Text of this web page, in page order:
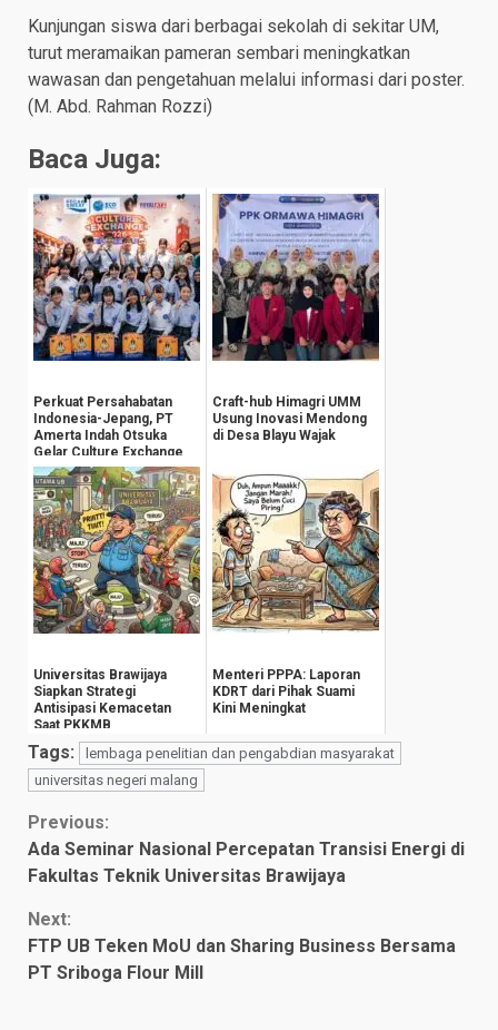
Kunjungan siswa dari berbagai sekolah di sekitar UM,
turut meramaikan pameran sembari meningkatkan
wawasan dan pengetahuan melalui informasi dari poster.
(M. Abd. Rahman Rozzi)
Baca Juga:
Perkuat Persahabatan
Indonesia-Jepang, PT
Amerta Indah Otsuka
Gelar Culture Exchange
Berbasis Ekonom...
Craft-hub Himagri UMM
Usung Inovasi Mendong
di Desa Blayu Wajak
Universitas Brawijaya
Siapkan Strategi
Antisipasi Kemacetan
Saat PKKMB
Menteri PPPA: Laporan
KDRT dari Pihak Suami
Kini Meningkat
Tags:
lembaga penelitian dan pengabdian masyarakat
universitas negeri malang
Continue
Reading
Previous:
Ada Seminar Nasional Percepatan Transisi Energi di
Fakultas Teknik Universitas Brawijaya
Next:
FTP UB Teken MoU dan Sharing Business Bersama
PT Sriboga Flour Mill